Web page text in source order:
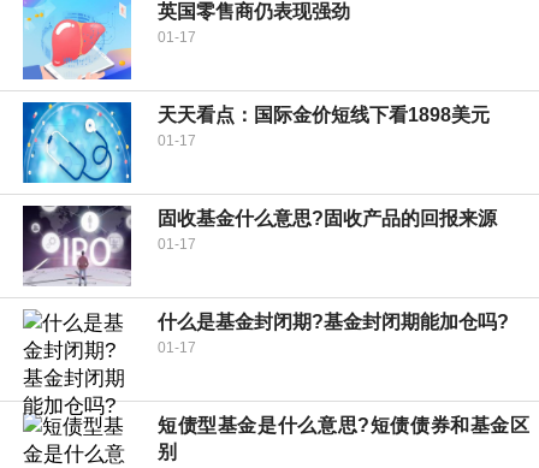
英国零售商仍表现强劲
01-17
天天看点：国际金价短线下看1898美元
01-17
固收基金什么意思?固收产品的回报来源
01-17
什么是基金封闭期?基金封闭期能加仓吗?
01-17
短债型基金是什么意思?短债债券和基金区
别